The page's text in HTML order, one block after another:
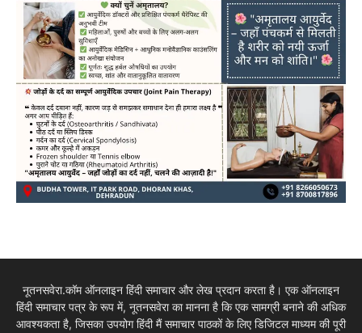
नूतनसवेरा.कॉम ऑनलाइन हिंदी समाचार और लेख प्रदान करता है। एक ऑनलाइन
हिंदी समाचार पत्र के रूप में, नूतनसवेरा का मानना है कि एक सामग्री बनाने की अधिक
आवश्यकता है, जिसका उपयोग हिंदी मैं समाचार पाठकों के लिए डिजिटल माध्यम की पूरी